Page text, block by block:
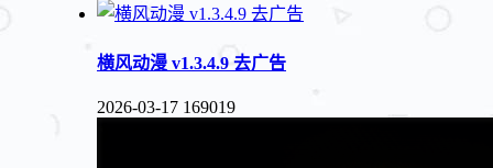
横风动漫 v1.3.4.9 去广告
2026-03-17 169019